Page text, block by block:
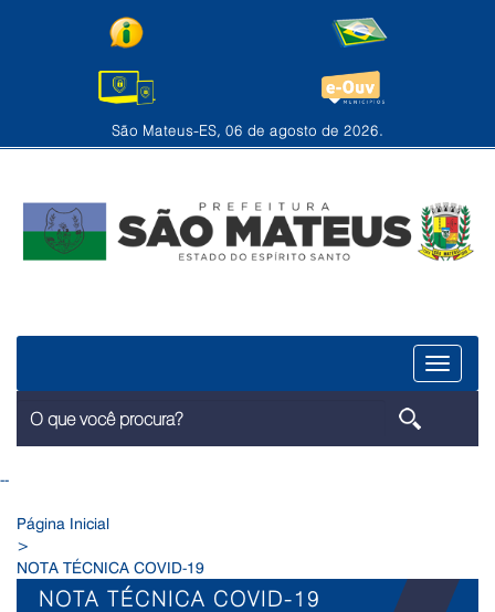
São Mateus-ES, 06 de agosto de 2026.
Menu
--
Página Inicial
>
NOTA TÉCNICA COVID-19
NOTA TÉCNICA COVID-19